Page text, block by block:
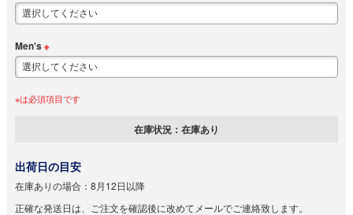
Men's※
※は必須項目です
在庫状況： 在庫あり
出荷日の目安
在庫ありの場合： 8月12日以降
正確な発送日は、ご注文を確認後に改めてメールでご連絡致します。